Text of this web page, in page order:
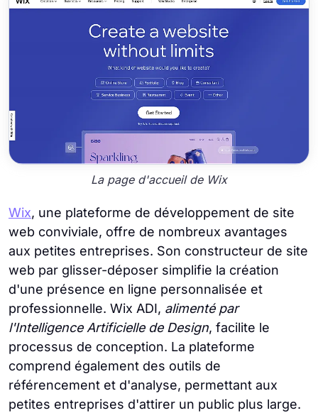
La page d'accueil de Wix
Wix, une plateforme de développement de site
web conviviale, offre de nombreux avantages
aux petites entreprises. Son constructeur de site
web par glisser-déposer simplifie la création
d'une présence en ligne personnalisée et
professionnelle. Wix ADI, alimenté par
l'Intelligence Artificielle de Design, facilite le
processus de conception. La plateforme
comprend également des outils de
référencement et d'analyse, permettant aux
petites entreprises d'attirer un public plus large.